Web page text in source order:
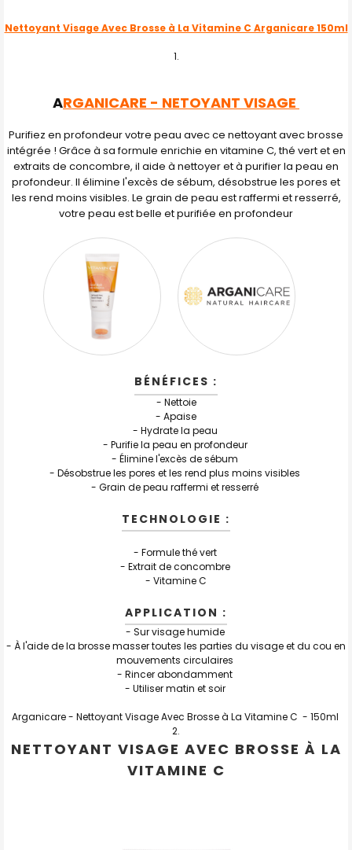
ENSEMBLE
LA
SÉLECTION
AU PANIER
Nettoyant Visage Avec Brosse à La Vitamine C Arganicare 150ml
ARGANICARE - NETOYANT VISAGE
Purifiez en profondeur votre peau avec ce nettoyant avec brosse
intégrée ! Grâce à sa formule enrichie en vitamine C, thé vert et en
extraits de concombre, il aide à nettoyer et à purifier la peau en
profondeur. Il élimine l'excès de sébum, désobstrue les pores et
les rend moins visibles. Le grain de peau est raffermi et resserré,
votre peau est belle et purifiée en profondeur
BÉNÉFICES :
- Nettoie
- Apaise
- Hydrate la peau
- Purifie la peau en profondeur
- Élimine l'excès de sébum
- Désobstrue les pores et les rend plus moins visibles
- Grain de peau raffermi et resserré
TECHNOLOGIE :
- Formule thé vert
- Extrait de concombre
- Vitamine C
APPLICATION :
- Sur visage humide
- À l'aide de la brosse masser toutes les parties du visage et du cou en
mouvements circulaires
- Rincer abondamment
- Utiliser matin et soir
Arganicare - Nettoyant Visage Avec Brosse à La Vitamine C - 150ml
NETTOYANT VISAGE AVEC BROSSE À LA
VITAMINE C